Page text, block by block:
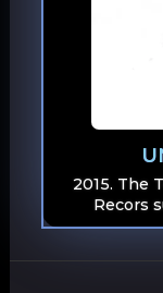
2015. The
Recors